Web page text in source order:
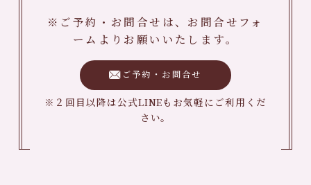
※ご予約・お問合せは、お問合せフォ
ームよりお願いいたします。
ご予約・お問合せ
※２回目以降は公式LINEもお気軽にご利用くだ
さい。